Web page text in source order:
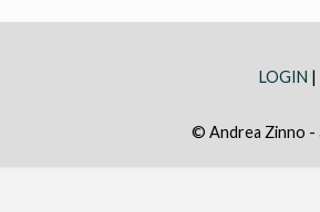
LOGIN |
© Andrea Zinno -